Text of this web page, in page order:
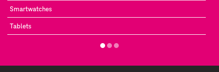
Smartwatches
Tablets